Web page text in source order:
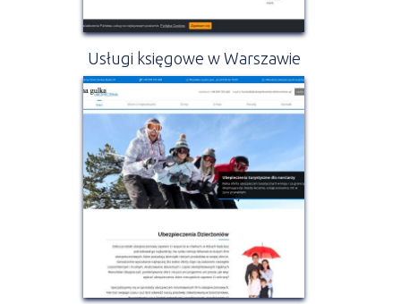
Usługi księgowe w Warszawie